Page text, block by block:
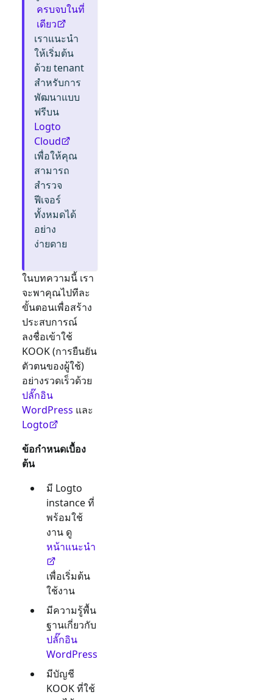
ครบจบในที่
เดียว
เราแนะนำ
ให้เริ่มต้น
ด้วย tenant
สำหรับการ
พัฒนาแบบ
ฟรีบน
Logto
Cloud
เพื่อให้คุณ
สามารถ
สำรวจ
ฟีเจอร์
ทั้งหมดได้
อย่าง
ง่ายดาย
ในบทความนี้ เรา
จะพาคุณไปทีละ
ขั้นตอนเพื่อสร้าง
ประสบการณ์
ลงชื่อเข้าใช้
KOOK(การยืนยัน
ตัวตนของผู้ใช้)
อย่างรวดเร็วด้วย
ปลั๊กอิน
WordPress และ
Logto
ข้อกำหนดเบื้อง
ต้น
มี Logto
instance ที่
พร้อมใช้
งาน ดู
หน้าแนะนำ
เพื่อเริ่มต้น
ใช้งาน
มีความรู้พื้น
ฐานเกี่ยวกับ
ปลั๊กอิน
WordPress
มีบัญชี
KOOKที่ใช้